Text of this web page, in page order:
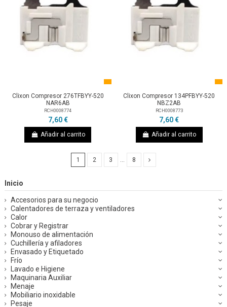
Clixon Compresor 276TFBYY-520
NAR6AB
RCH0008774
7,60 €
Añadir al carrito
Clixon Compresor 134PFBYY-520
NBZ2AB
RCH0008773
7,60 €
Añadir al carrito
1 2 3 … 8
Inicio
Accesorios para su negocio
Calentadores de terraza y ventiladores
Calor
Cobrar y Registrar
Monouso de alimentación
Cuchillería y afiladores
Envasado y Etiquetado
Frío
Lavado e Higiene
Maquinaria Auxiliar
Menaje
Mobiliario inoxidable
Pesaje